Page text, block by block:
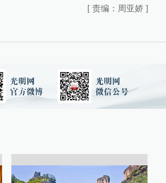
[ 责编：周亚娇 ]